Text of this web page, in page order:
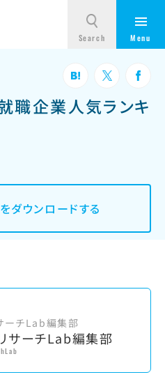
職企業人気ランキ
ダウンロードする
ーチLab編集部
サーチLab編集部